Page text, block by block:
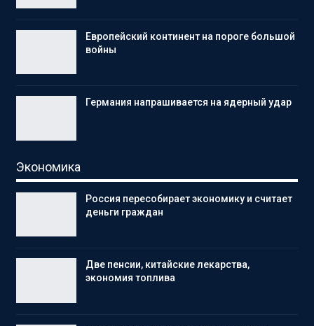
Европейский континент на пороге большой
войны
Германия напрашивается на ядерный удар
Экономика
Россия пересобирает экономику и считает
деньги граждан
Две пенсии, китайские лекарства,
экономия топлива